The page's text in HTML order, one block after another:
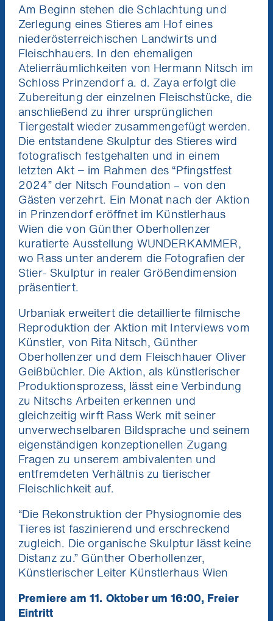
Am Beginn stehen die Schlachtung und
Zerlegung eines Stieres am Hof eines
niederösterreichischen Landwirts und
Fleischhauers. In den ehemaligen
Atelierräumlichkeiten von Hermann Nitsch im
Schloss Prinzendorf a. d. Zaya erfolgt die
Zubereitung der einzelnen Fleischstücke, die
anschließend zu ihrer ursprünglichen
Tiergestalt wieder zusammengefügt werden.
Die entstandene Skulptur des Stieres wird
fotografisch festgehalten und in einem
letzten Akt − im Rahmen des “Pfingstfest
2024” der Nitsch Foundation – von den
Gästen verzehrt. Ein Monat nach der Aktion
in Prinzendorf eröffnet im Künstlerhaus
Wien die von Günther Oberhollenzer
kuratierte Ausstellung WUNDERKAMMER,
wo Rass unter anderem die Fotografien der
Stier- Skulptur in realer Größendimension
präsentiert.
Urbaniak erweitert die detaillierte filmische
Reproduktion der Aktion mit Interviews vom
Künstler, von Rita Nitsch, Günther
Oberhollenzer und dem Fleischhauer Oliver
Geißbüchler. Die Aktion, als künstlerischer
Produktionsprozess, lässt eine Verbindung
zu Nitschs Arbeiten erkennen und
gleichzeitig wirft Rass Werk mit seiner
unverwechselbaren Bildsprache und seinem
eigenständigen konzeptionellen Zugang
Fragen zu unserem ambivalenten und
entfremdeten Verhältnis zu tierischer
Fleischlichkeit auf.
“Die Rekonstruktion der Physiognomie des
Tieres ist faszinierend und erschreckend
zugleich. Die organische Skulptur lässt keine
Distanz zu.” Günther Oberhollenzer,
Künstlerischer Leiter Künstlerhaus Wien
Premiere am 11. Oktober um 16:00, Freier
Eintritt
Ich will die News!
Niemand mag Pop Ups. Aber du
wirst unsere Kino News lieben.
Verpass keinen Kinostart mehr und gewinne
mit etwas Glück 1x2 Tickets für die nächste
Stadtkino Wien Premiere deiner Wahl
(Verlosung jeden Monat unter allen
Neuregistrierungen).